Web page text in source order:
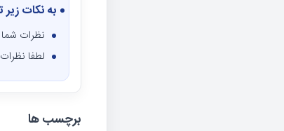
به نکات زیر
نظرات
لطفا
برچسب ها